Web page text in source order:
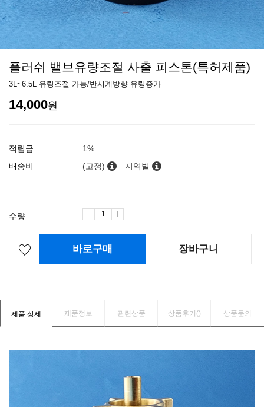
플러쉬 밸브유량조절 사출 피스톤(특허제품)
3L~6.5L 유량조절 가능/반시계방향 유량증가
14,000원
적립금
1%
배송비
(고정) 지역별
수량
바로구매 장바구니
제품 상세 제품정보 관련상품 상품후기() 상품문의